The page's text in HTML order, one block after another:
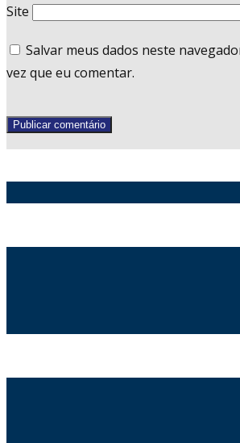
Site
Salvar meus dados neste
vez que eu comentar.
Publicar comentário